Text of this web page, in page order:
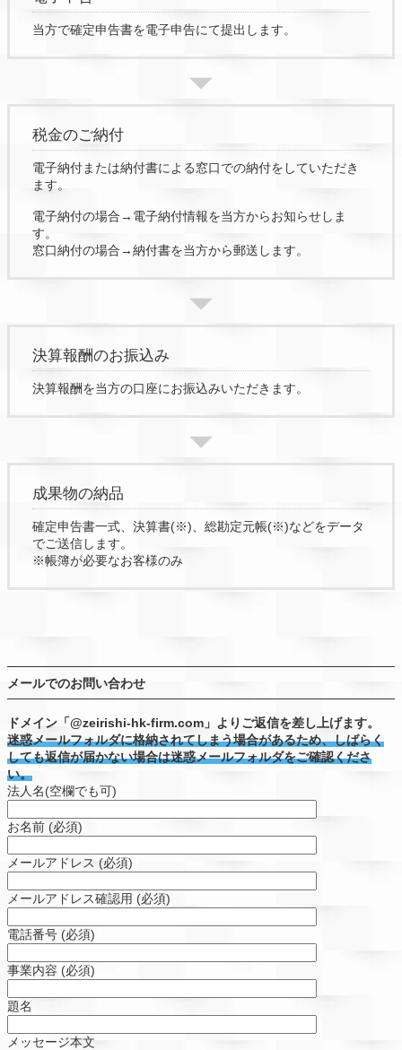
当方で確定申告書を電子申告にて提出します。
税金のご納付
電子納付または納付書による窓口での納付をしていただき
ます。
電子納付の場合→電子納付情報を当方からお知らせしま
す。
窓口納付の場合→納付書を当方から郵送します。
決算報酬のお振込み
決算報酬を当方の口座にお振込みいただきます。
成果物の納品
確定申告書一式、決算書(※)、総勘定元帳(※)などをデータ
でご送信します。
※帳簿が必要なお客様のみ
メールでのお問い合わせ
ドメイン「@zeirishi-hk-firm.com」よりご返信を差し上げます。
迷惑メールフォルダに格納されてしまう場合があるため、しばらく
しても返信が届かない場合は迷惑メールフォルダをご確認くださ
い。
法人名(空欄でも可)
お名前 (必須)
メールアドレス (必須)
メールアドレス確認用 (必須)
電話番号 (必須)
事業内容 (必須)
題名
メッセージ本文